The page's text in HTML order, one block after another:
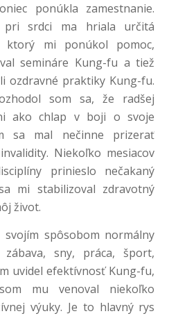
ponúkla zamestnanie.
pri srdci ma hriala určitá
ktorý mi ponúkol pomoc,
semináre Kung-fu a tiež
ozdravné praktiky Kung-fu.
som sa, že radšej
ako chlap v boji o svoje
sa mal nečinne prizerať
Niekoľko mesiacov
prinieslo nečakaný
mi stabilizoval zdravotný
život.
spôsobom normálny
sny, práca, šport,
uvidel efektívnosť Kung-fu,
mu venoval niekoľko
výuky. Je to hlavný rys